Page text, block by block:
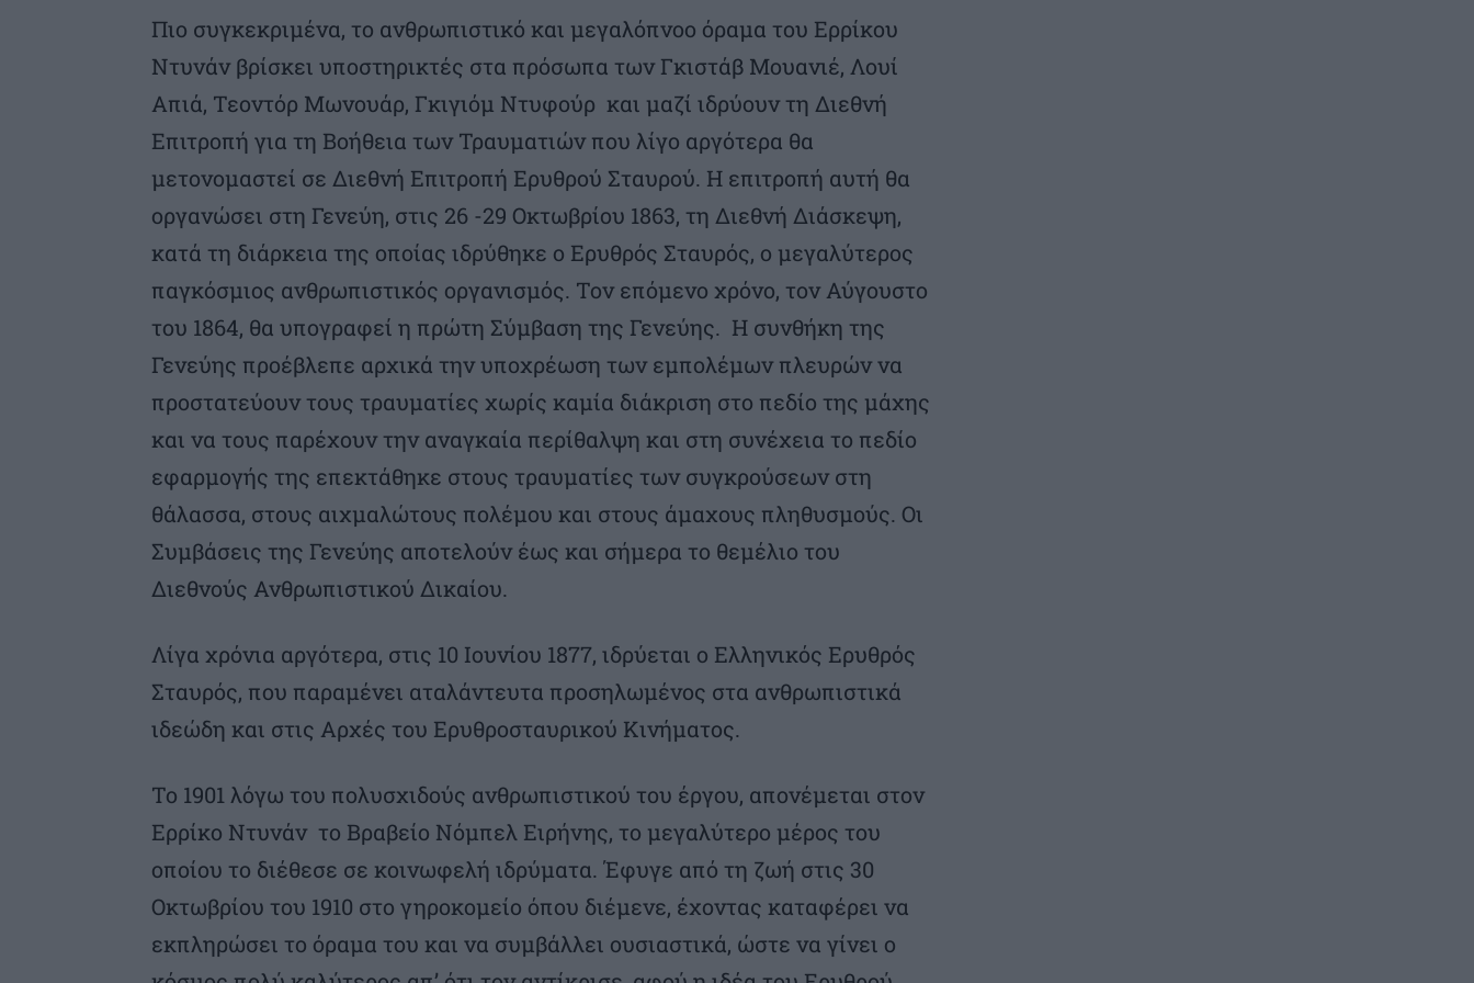
Πιο συγκεκριμένα, το ανθρωπιστικό και μεγαλόπνοο όραμα του Ερρίκου
Ντυνάν βρίσκει υποστηρικτές στα πρόσωπα των Γκιστάβ Μουανιέ, Λουί
Απιά, Τεοντόρ Μωνουάρ, Γκιγιόμ Ντυφούρ και μαζί ιδρύουν τη Διεθνή
Επιτροπή για τη Βοήθεια των Τραυματιών που λίγο αργότερα θα
μετονομαστεί σε Διεθνή Επιτροπή Ερυθρού Σταυρού. Η επιτροπή αυτή θα
οργανώσει στη Γενεύη, στις 26 -29 Οκτωβρίου 1863, τη Διεθνή Διάσκεψη,
κατά τη διάρκεια της οποίας ιδρύθηκε ο Ερυθρός Σταυρός, ο μεγαλύτερος
παγκόσμιος ανθρωπιστικός οργανισμός. Τον επόμενο χρόνο, τον Αύγουστο
του 1864, θα υπογραφεί η πρώτη Σύμβαση της Γενεύης. Η συνθήκη της
Γενεύης προέβλεπε αρχικά την υποχρέωση των εμπολέμων πλευρών να
προστατεύουν τους τραυματίες χωρίς καμία διάκριση στο πεδίο της μάχης
και να τους παρέχουν την αναγκαία περίθαλψη και στη συνέχεια το πεδίο
εφαρμογής της επεκτάθηκε στους τραυματίες των συγκρούσεων στη
θάλασσα, στους αιχμαλώτους πολέμου και στους άμαχους πληθυσμούς. Οι
Συμβάσεις της Γενεύης αποτελούν έως και σήμερα το θεμέλιο του
Διεθνούς Ανθρωπιστικού Δικαίου.
Λίγα χρόνια αργότερα, στις 10 Ιουνίου 1877, ιδρύεται ο Ελληνικός Ερυθρός
Σταυρός, που παραμένει αταλάντευτα προσηλωμένος στα ανθρωπιστικά
ιδεώδη και στις Αρχές του Ερυθροσταυρικού Κινήματος.
Το 1901 λόγω του πολυσχιδούς ανθρωπιστικού του έργου, απονέμεται στον
Ερρίκο Ντυνάν το Βραβείο Νόμπελ Ειρήνης, το μεγαλύτερο μέρος του
οποίου το διέθεσε σε κοινωφελή ιδρύματα. Έφυγε από τη ζωή στις 30
Οκτωβρίου του 1910 στο γηροκομείο όπου διέμενε, έχοντας καταφέρει να
εκπληρώσει το όραμα του και να συμβάλλει ουσιαστικά, ώστε να γίνει ο